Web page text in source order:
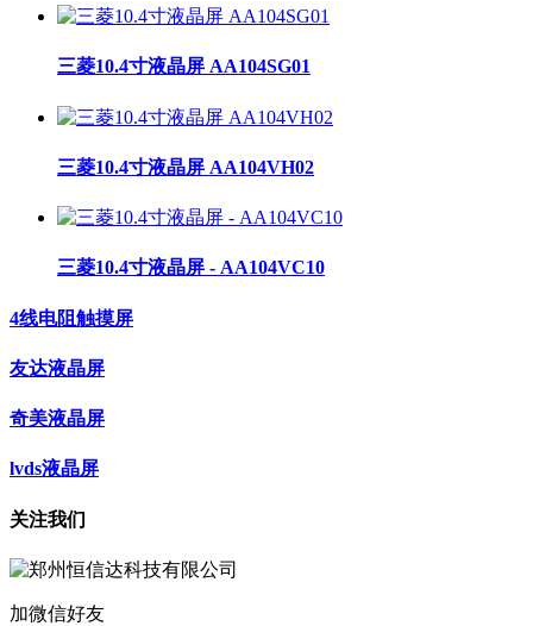
三菱10.4寸液晶屏 AA104SG01
三菱10.4寸液晶屏 AA104VH02
三菱10.4寸液晶屏 - AA104VC10
4线电阻触摸屏
友达液晶屏
奇美液晶屏
lvds液晶屏
关注我们
加微信好友